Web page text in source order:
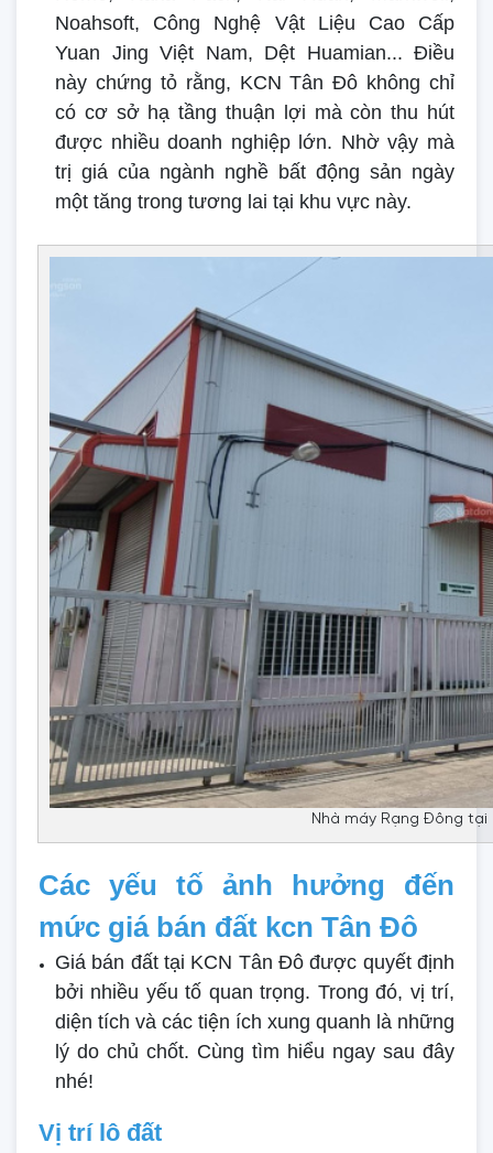
Noahsoft, Công Nghệ Vật Liệu Cao Cấp
Yuan Jing Việt Nam, Dệt Huamian... Điều
này chứng tỏ rằng, KCN Tân Đô không chỉ
có cơ sở hạ tầng thuận lợi mà còn thu hút
được nhiều doanh nghiệp lớn. Nhờ vậy mà
trị giá của ngành nghề bất động sản ngày
một tăng trong tương lai tại khu vực này.
Nhà máy Rạng Đông tại
Các yếu tố ảnh hưởng đến
mức giá bán đất kcn Tân Đô
Giá bán đất tại KCN Tân Đô được quyết định
bởi nhiều yếu tố quan trọng. Trong đó, vị trí,
diện tích và các tiện ích xung quanh là những
lý do chủ chốt. Cùng tìm hiểu ngay sau đây
nhé!
Vị trí lô đất